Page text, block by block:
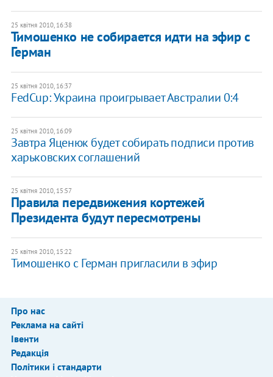
25 квітня 2010, 16:38
Тимошенко не собирается идти на эфир с
Герман
25 квітня 2010, 16:37
FedCup: Украина проигрывает Австралии 0:4
25 квітня 2010, 16:09
Завтра Яценюк будет собирать подписи против
харьковских соглашений
25 квітня 2010, 15:57
Правила передвижения кортежей
Президента будут пересмотрены
25 квітня 2010, 15:22
Тимошенко с Герман пригласили в эфир
Про нас
Реклама на сайті
Івенти
Редакція
Політики і стандарти